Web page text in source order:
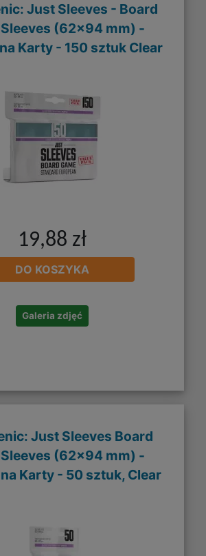
Just Sleeves - Board
Sleeves (62x94 mm) -
Karty - 150 sztuk Clear
19,88 zł
DO KOSZYKA
Galeria zdjęć
Just Sleeves Board
Sleeves (62x94 mm) -
Karty - 50 sztuk, Clear